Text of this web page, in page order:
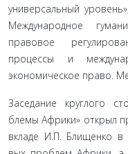
универсальный
Международное
правовое
процессы и
экономическое право.
Заседание круглого
блемы Африки» открыл
вкладе И.П. Блищенко в